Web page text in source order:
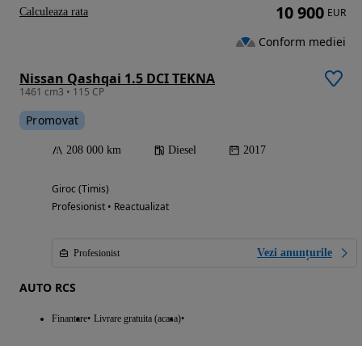
Nissan Qashqai 1.5 DCI TEKNA
1461 cm3 • 115 CP
Promovat
208 000 km Diesel 2017
Giroc (Timis)
Profesionist • Reactualizat
Profesionist Vezi anunțurile
AUTO RCS
Finantare Livrare gratuita (acasa)
10 900 EUR
Conform mediei
Calculeaza rata